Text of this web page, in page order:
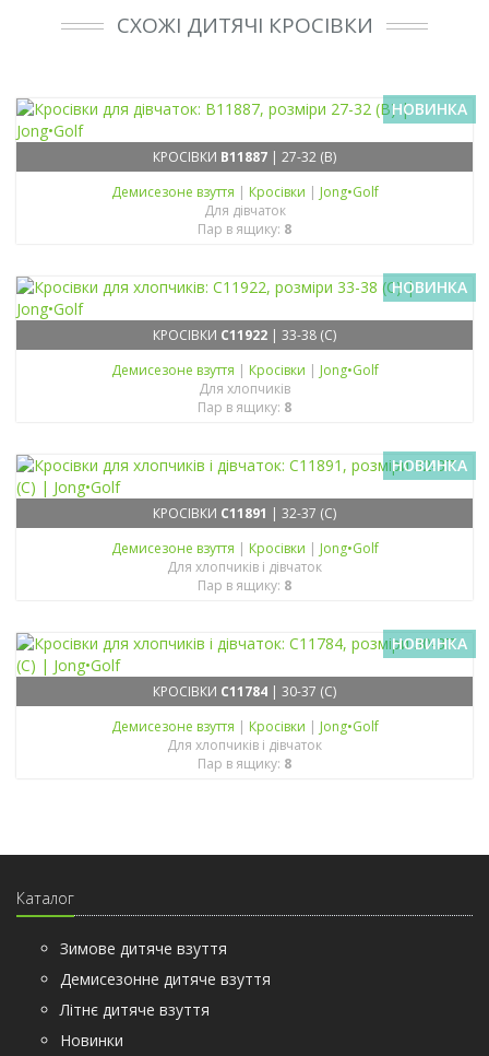
СХОЖІ ДИТЯЧІ КРОСІВКИ
НОВИНКА
КРОСІВКИ B11887 | 27-32 (B)
Демисезонe взуття | Кросівки | Jong•Golf
Для дівчаток
Пар в ящику: 8
НОВИНКА
КРОСІВКИ C11922 | 33-38 (C)
Демисезонe взуття | Кросівки | Jong•Golf
Для хлопчиків
Пар в ящику: 8
НОВИНКА
КРОСІВКИ C11891 | 32-37 (C)
Демисезонe взуття | Кросівки | Jong•Golf
Для хлопчиків і дівчаток
Пар в ящику: 8
НОВИНКА
КРОСІВКИ C11784 | 30-37 (C)
Демисезонe взуття | Кросівки | Jong•Golf
Для хлопчиків і дівчаток
Пар в ящику: 8
Каталог
Зимове дитяче взуття
Демисезонне дитяче взуття
Літнє дитяче взуття
Новинки